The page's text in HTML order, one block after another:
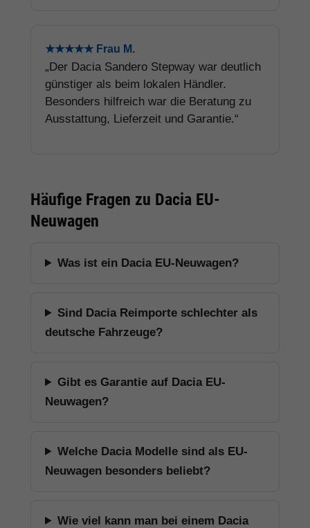
★★★★★ Frau M.
„Der Dacia Sandero Stepway war deutlich
günstiger als beim lokalen Händler.
Besonders hilfreich war die Beratung zu
Ausstattung, Lieferzeit und Garantie.“
Häufige Fragen zu Dacia EU-
Neuwagen
Was ist ein Dacia EU-Neuwagen?
Sind Dacia Reimporte schlechter als
deutsche Fahrzeuge?
Gibt es Garantie auf Dacia EU-
Neuwagen?
Welche Dacia Modelle sind als EU-
Neuwagen besonders beliebt?
Wie viel kann man bei einem Dacia